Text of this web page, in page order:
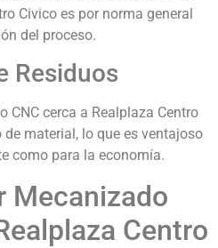
Civico es por norma general
del proceso.
Residuos
CNC cerca a Realplaza Centro
material, lo que es ventajoso
como para la economía.
Mecanizado
Centro